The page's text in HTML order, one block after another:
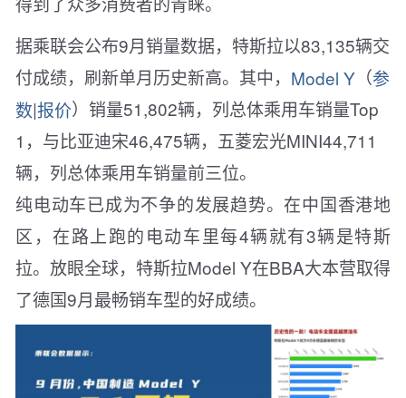
据乘联会公布9月销量数据，特斯拉以83,135辆交
付成绩，刷新单月历史新高。其中， Model Y （参
数|报价）销量51,802辆，列总体乘用车销量Top
1，与比亚迪宋46,475辆，五菱宏光MINI44,711
辆，列总体乘用车销量前三位。
纯电动车已成为不争的发展趋势。在中国香港地
区，在路上跑的电动车里每4辆就有3辆是特斯
拉。放眼全球，特斯拉Model Y在BBA大本营取得
了德国9月最畅销车型的好成绩。